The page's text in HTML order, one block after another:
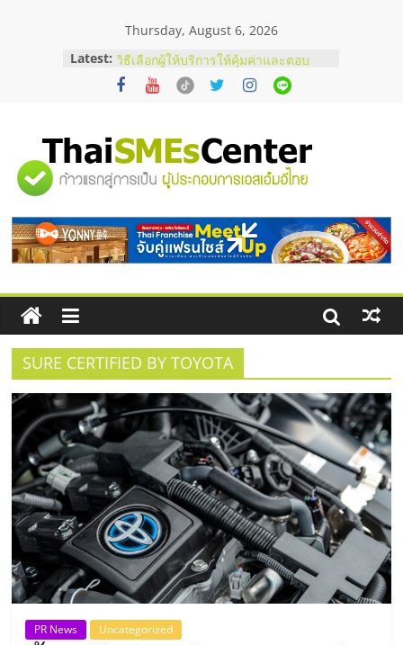
Thursday, August 6, 2026
Latest: บริษัท Cybersecurity ในไทยที่ไหนดี?
วิธีเลือกผู้ให้บริการให้คุ้มค่าและตอบ
โจทย์ธุรกิจ
สัมมนาออนไลน์ โอกาสบริหารสถานี
บริการน้ำมัน Shell
สัมมนาลงทุน แฟรนไชส์ยอนนี่
ไชส์ ครั้งที่ 8
ร้านเครื่องเสียงคุณภาพสูง พร้อม
โซลูชันระบบภาพและเสียง
"ศูนย์
รวม
ข้อมูล
ธุรกิจ
SME
แห่ง
ประเทศไทย,
ThaiSMEsCenter,
รวม
ธุรกิจ
SURE CERTIFIED BY TOYOTA
PR News Uncategorized